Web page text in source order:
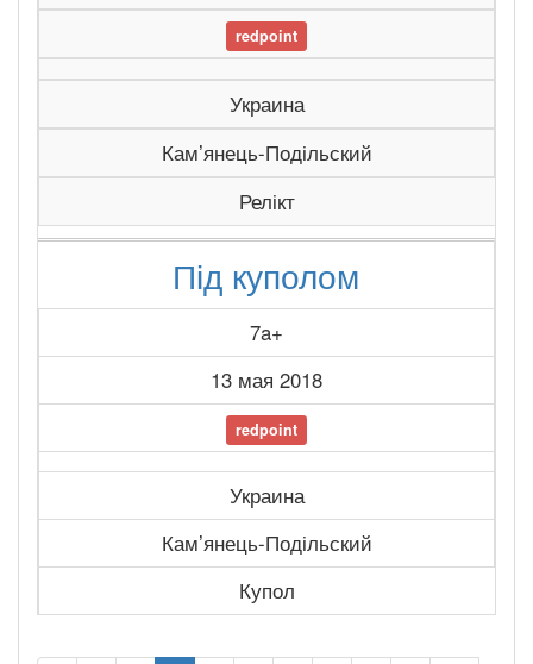
redpoint
Украина
Камʼянець-Подільский
Релікт
Під куполом
7a+
13 мая 2018
redpoint
Украина
Камʼянець-Подільский
Купол